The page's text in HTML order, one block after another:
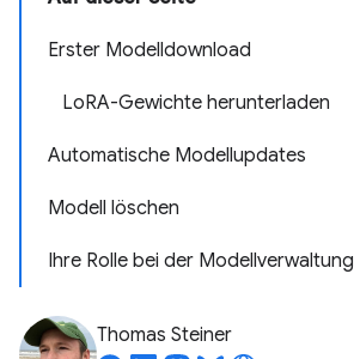
Erster Modelldownload
LoRA-Gewichte herunterladen
Automatische Modellupdates
Modell löschen
Ihre Rolle bei der Modellverwaltung
Thomas Steiner